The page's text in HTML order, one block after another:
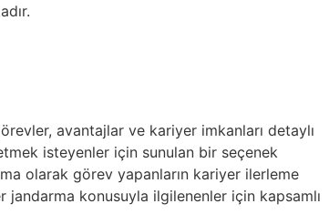
avantajlar ve kariyer imkanları detaylı
isteyenler için sunulan bir seçenek
olarak görev yapanların kariyer ilerleme
jandarma konusuyla ilgilenenler için kapsamlı